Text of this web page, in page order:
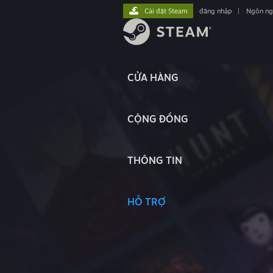
CỬA HÀNG
CỘNG ĐỒNG
THÔNG TIN
HỖ TRỢ
Cài đặt Steam đăng nhập Ngôn